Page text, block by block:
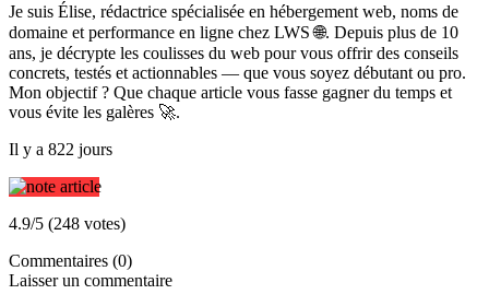
Je suis Élise, rédactrice spécialisée en hébergement web, noms de
domaine et performance en ligne chez LWS 🌐. Depuis plus de 10
ans, je décrypte les coulisses du web pour vous offrir des conseils
concrets, testés et actionnables — que vous soyez débutant ou pro.
Mon objectif ? Que chaque article vous fasse gagner du temps et
vous évite les galères 🚀.
Il y a 822 jours
4.9/5 (248 votes)
Commentaires (0)
Laisser un commentaire